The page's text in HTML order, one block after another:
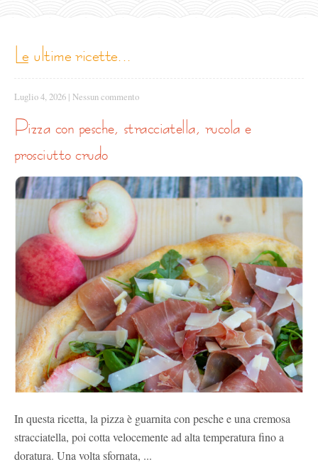
le ultime ricette...
Luglio 4, 2026 | Nessun commento
pizza con pesche, stracciatella, rucola e
prosciutto crudo
In questa ricetta, la pizza è guarnita con pesche e una cremosa
stracciatella, poi cotta velocemente ad alta temperatura fino a
doratura. Una volta sfornata, ...